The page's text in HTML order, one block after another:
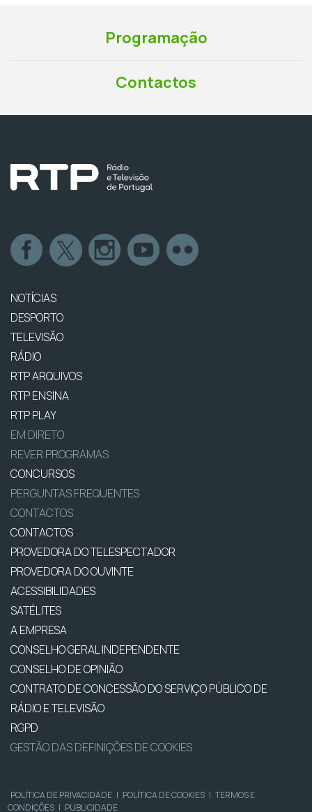
Programação
Contactos
NOTÍCIAS
DESPORTO
TELEVISÃO
RÁDIO
RTP ARQUIVOS
RTP ENSINA
RTP PLAY
EM DIRETO
REVER PROGRAMAS
CONCURSOS
PERGUNTAS FREQUENTES
CONTACTOS
CONTACTOS
PROVEDORA DO TELESPECTADOR
PROVEDORA DO OUVINTE
ACESSIBILIDADES
SATÉLITES
A EMPRESA
CONSELHO GERAL INDEPENDENTE
CONSELHO DE OPINIÃO
CONTRATO DE CONCESSÃO DO SERVIÇO PÚBLICO DE
RÁDIO E TELEVISÃO
RGPD
GESTÃO DAS DEFINIÇÕES DE COOKIES
POLÍTICA DE PRIVACIDADE | POLÍTICA DE COOKIES | TERMOS E
CONDIÇÕES | PUBLICIDADE